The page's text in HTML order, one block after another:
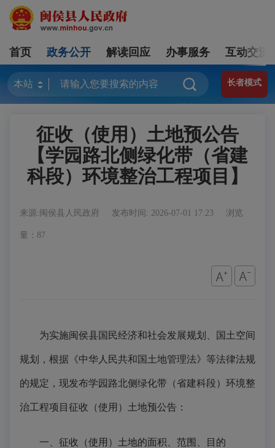
首页 政务公开 解读回应 办事服务 互动交流
长者模式
征收（使用）土地预公告
【学园路北侧绿化带（省建
科段）环境整治工程项目】
来源:闽侯县人民政府 发布时间: 2026-07-01 17:23 浏览
量：87
为实施闽侯县国民经济和社会发展规划、国土空间
规划，根据《中华人民共和国土地管理法》等法律法规
的规定，现发布学园路北侧绿化带（省建科段）环境整
治工程项目征收（使用）土地预公告：
一、征收（使用）土地的面积、范围、目的